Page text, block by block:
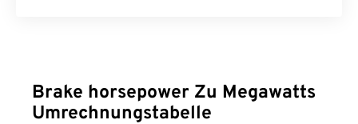
Brake horsepower Zu Megawatts
Umrechnungstabelle